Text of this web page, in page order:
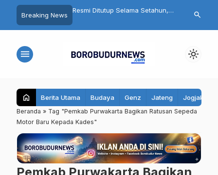
Breaking News
Asal Magelang
Polisi
Resmi Ditutup Selama Setahun,
hingga Punya Atap Lagi
Fantastis!
Juta, Bupati
search
menu light_mode
home Berita Utama Budaya Genz Jateng Jogjakarta
Beranda » Tag "Pemkab Purwakarta Bagikan Ratusan Sepeda
Motor Baru Kepada Kades"
Pemkab Purwakarta Bagikan